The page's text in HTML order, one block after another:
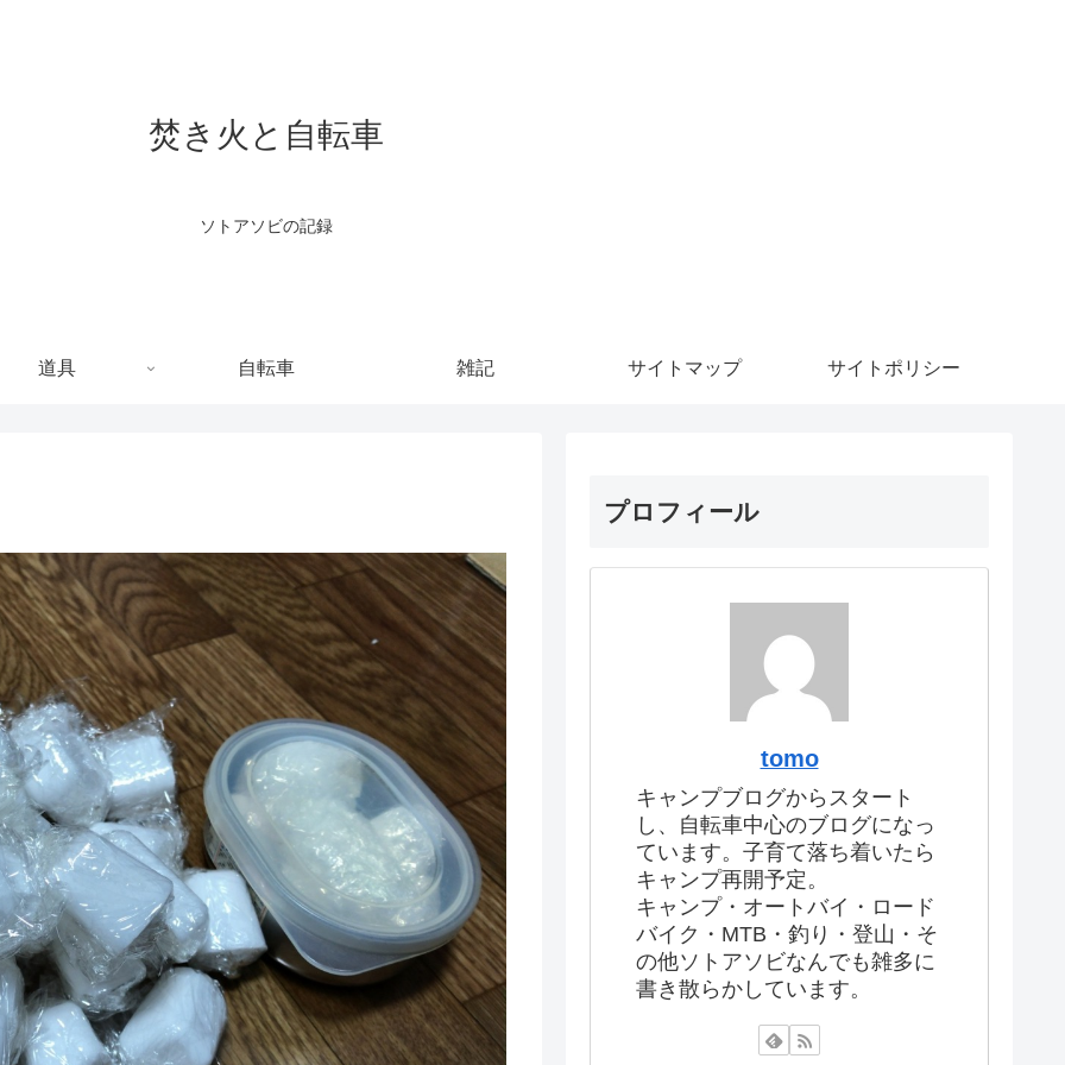
焚き火と自転車
ソトアソビの記録
道具 自転車 雑記 サイトマップ サイトポリシー
プロフィール
tomo
キャンプブログからスタート
し、自転車中心のブログになっ
ています。子育て落ち着いたら
キャンプ再開予定。
キャンプ・オートバイ・ロード
バイク・MTB・釣り・登山・そ
の他ソトアソビなんでも雑多に
書き散らかしています。